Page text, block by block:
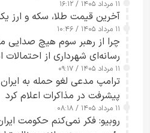
۱۱ مرداد ۱۴۰۵ / ۱۶:۱۲
آخرین قیمت طلا، سکه و ارز یکشنبه 11
۱۱ مرداد ۱۴۰۵ / ۱۰:۴۶
چرا از رهبر سوم هیچ صدایی
رسانه‌ای شهرداری از احتمالات
جاسوسی گفت
۱۱ مرداد ۱۴۰۵ / ۰۹:۱۷
ترامپ مدعی لغو
پیشرفت در مذاکرات اعلام کرد
۱۱ مرداد ۱۴۰۵ / ۰۸:۱۸
روبیو: فکر نمی‌کنم حکومت